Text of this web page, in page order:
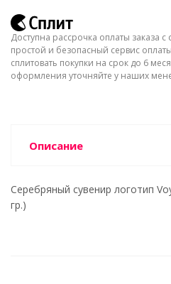
Доступна рассрочка оплаты заказа
простой и безопасный сервис
сплитовать покупки на срок до 6
оформления уточняйте у наших
Описание
Серебряный сувенир логотип
гр.)